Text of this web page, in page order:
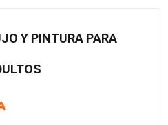
Y PINTURA PARA